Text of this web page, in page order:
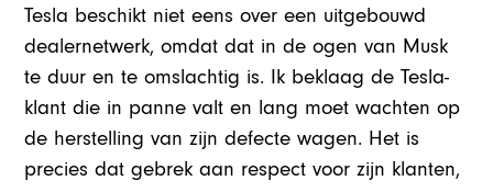
Tesla beschikt niet eens over een uitgebouwd
dealernetwerk, omdat dat in de ogen van Musk
te duur en te omslachtig is. Ik beklaag de Tesla-
klant die in panne valt en lang moet wachten op
de herstelling van zijn defecte wagen. Het is
precies dat gebrek aan respect voor zijn klanten,